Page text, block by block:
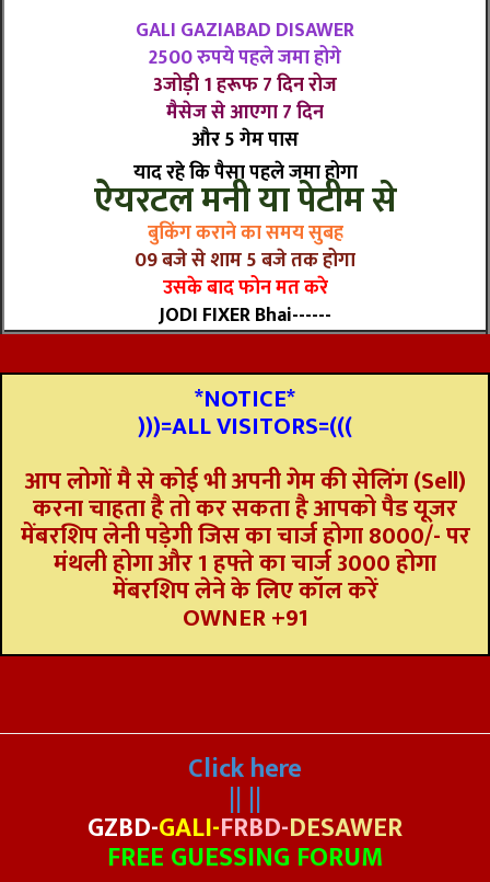
GALI GAZIABAD DISAWER
2500 रुपये पहले जमा होगे
3जोड़ी 1 हरूफ 7 दिन रोज
मैसेज से आएगा 7 दिन
और 5 गेम पास
याद रहे कि पैसा पहले जमा होगा
ऐयरटल मनी या पेटीम से
बुकिंग कराने का समय सुबह
09 बजे से शाम 5 बजे तक होगा
उसके बाद फोन मत करे
JODI FIXER Bhai------
*NOTICE*
)))=ALL VISITORS=(((
आप लोगों मै से कोई भी अपनी गेम की सेलिंग (Sell)
करना चाहता है तो कर सकता है आपको पैड यूजर
मेंबरशिप लेनी पड़ेगी जिस का चार्ज होगा 8000/- पर
मंथली होगा और 1 हफ्ते का चार्ज 3000 होगा
मेंबरशिप लेने के लिए कॉल करें
OWNER +91
Click here
|| ||
GZBD-GALI-FRBD-DESAWER
FREE GUESSING FORUM